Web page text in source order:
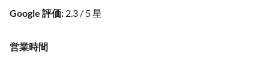
Google 評価: 2.3 / 5 星
営業時間